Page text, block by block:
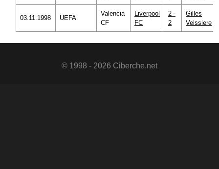
03.11.1998 UEFA
Valencia
CF
Liverpool
FC
2 -
2
Gilles
Veissiere
© 1998 - 2026 Ciberche.net